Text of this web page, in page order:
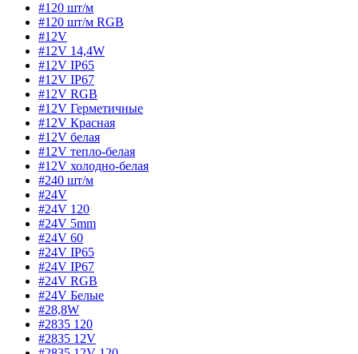
#120 шт/м
#120 шт/м RGB
#12V
#12V 14,4W
#12V IP65
#12V IP67
#12V RGB
#12V Герметичные
#12V Красная
#12V белая
#12V тепло-белая
#12V холодно-белая
#240 шт/м
#24V
#24V 120
#24V 5mm
#24V 60
#24V IP65
#24V IP67
#24V RGB
#24V Белые
#28,8W
#2835 120
#2835 12V